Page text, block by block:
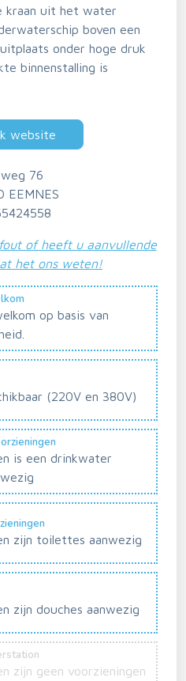
kraan uit het water
boven een
onder hoge druk
binnenstalling is
website
76
EEMNES
of heeft u aanvullende
het ons weten!
op basis van
(220V en 380V)
is een drinkwater
zijn toilettes aanwezig
zijn douches aanwezig
zijn geen voorzieningen